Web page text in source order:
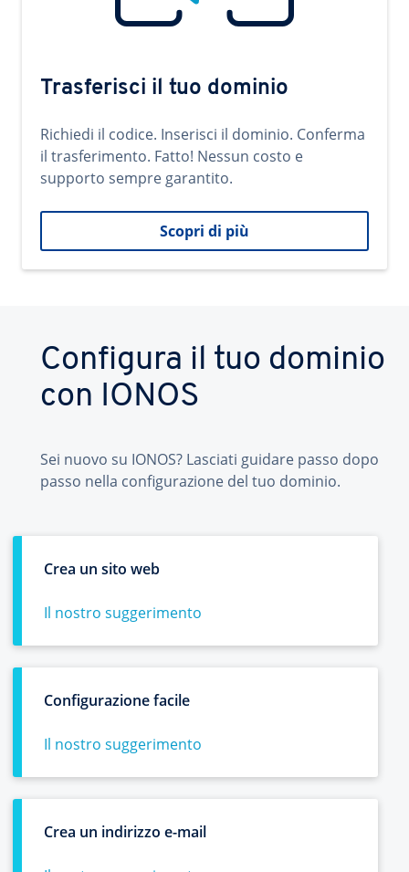
Trasferisci il tuo dominio
Richiedi il codice. Inserisci il dominio. Conferma
il trasferimento. Fatto! Nessun costo e
supporto sempre garantito.
Scopri di più
Configura il tuo dominio
con IONOS
Sei nuovo su IONOS? Lasciati guidare passo dopo
passo nella configurazione del tuo dominio.
Crea un sito web
Il nostro suggerimento
Configurazione facile
Il nostro suggerimento
Crea un indirizzo e-mail